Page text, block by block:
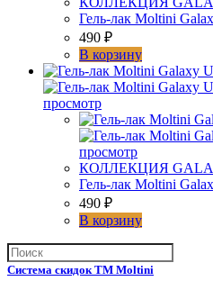
Гель-лак Moltini
490 ₽
В корзину
просмотр
просмотр
КОЛЛЕКЦИЯ
Гель-лак Moltini
490 ₽
В корзину
Система скидок ТМ Moltini